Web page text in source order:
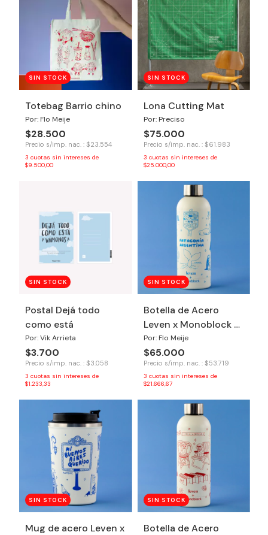
SIN STOCK
Totebag Barrio chino
Por: Flo Meije
$28.500
Precio s/imp. nac. : $23.554
3 cuotas sin intereses de
$9.500,00
SIN STOCK
Lona Cutting Mat
Por: Preciso
$75.000
Precio s/imp. nac. : $61.983
3 cuotas sin intereses de
$25.000,00
SIN STOCK
Postal Dejá todo
como está
Por: Vik Arrieta
$3.700
Precio s/imp. nac. : $3.058
3 cuotas sin intereses de
$1.233,33
SIN STOCK
Botella de Acero
Leven x Monoblock -
Patagonia
Por: Flo Meije
$65.000
Precio s/imp. nac. : $53.719
3 cuotas sin intereses de
$21.666,67
SIN STOCK
Mug de acero Leven x
SIN STOCK
Botella de Acero